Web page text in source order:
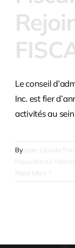
Le conseil
Inc. est fier
activités au
By Jean-Claude
Nouvelles sur
Read More